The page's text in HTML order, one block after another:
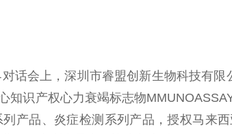
话会上，深圳市睿盟创新生物科技有限
知识产权心力衰竭标志物
产品、炎症检测系列产品，授权马来西